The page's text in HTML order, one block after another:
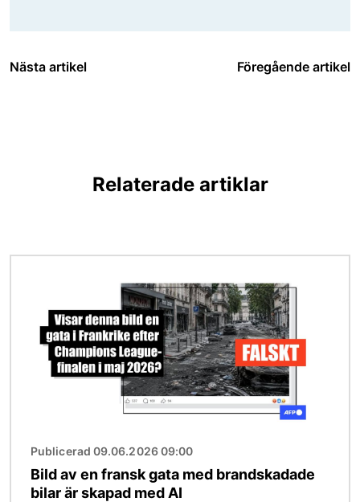
Nästa artikel Föregående artikel
Relaterade artiklar
Publicerad 09.06.2026 09:00
Bild av en fransk gata med brandskadade
bilar är skapad med AI